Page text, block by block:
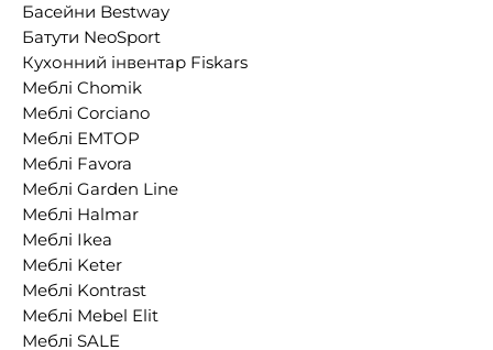
Басейни Bestway
Батути NeoSport
Кухонний інвентар Fiskars
Меблі Chomik
Меблі Corciano
Меблі EMTOP
Меблі Favora
Меблі Garden Line
Меблі Halmar
Меблі Ikea
Меблі Keter
Меблі Kontrast
Меблі Mebel Elit
Меблі SALE